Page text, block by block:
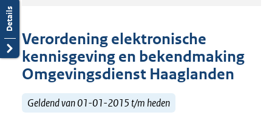
Verordening elektronische
kennisgeving en bekendmaking
Omgevingsdienst Haaglanden
Geldend van 01-01-2015 t/m heden